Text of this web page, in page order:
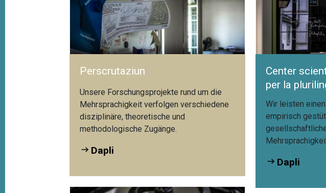
Perscrutaziun
Unsere Forschungsprojekte rund um die
Mehrsprachigkeit verfolgen verschiedene
disziplinäre, theoretische und
methodologische Zugänge.
Dapli
Center
per la
Wir leisten
empirisch
Dapli